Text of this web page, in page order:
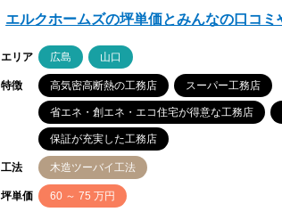
エルクホームズの坪単価とみんなの口コミ
エリア 広島 山口
特徴 高気密高断熱の工務店 スーパー工務店
省エネ・創エネ・エコ住宅が得意な工務店
保証が充実した工務店
工法 木造ツーバイ工法
坪単価 60 ～ 75 万円